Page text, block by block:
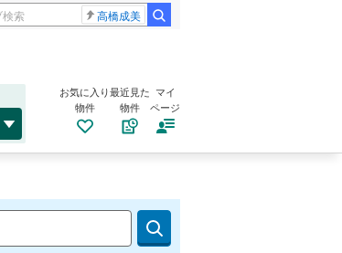
高橋成美
お気に入り
物件
最近見た
物件
マイ
ページ